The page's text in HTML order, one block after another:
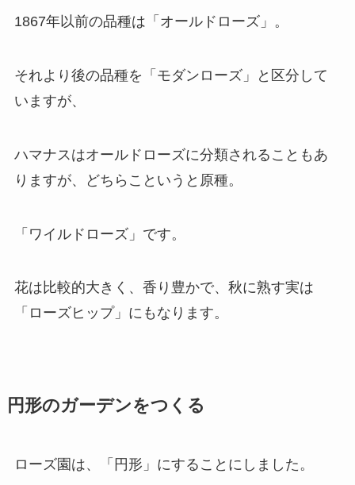
1867年以前の品種は「オールドローズ」。
それより後の品種を「モダンローズ」と区分して
いますが、
ハマナスはオールドローズに分類されることもあ
りますが、どちらこというと原種。
「ワイルドローズ」です。
花は比較的大きく、香り豊かで、秋に熟す実は
「ローズヒップ」にもなります。
円形のガーデンをつくる
ローズ園は、「円形」にすることにしました。